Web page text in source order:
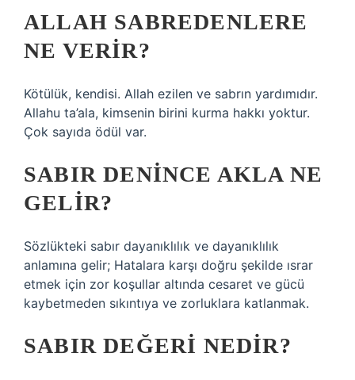
ALLAH SABREDENLERE
NE VERIR?
Kötülük, kendisi. Allah ezilen ve sabrın yardımıdır.
Allahu ta’ala, kimsenin birini kurma hakkı yoktur.
Çok sayıda ödül var.
SABIR DENINCE AKLA NE
GELIR?
Sözlükteki sabır dayanıklılık ve dayanıklılık
anlamına gelir; Hatalara karşı doğru şekilde ısrar
etmek için zor koşullar altında cesaret ve gücü
kaybetmeden sıkıntıya ve zorluklara katlanmak.
SABIR DEĞERI NEDIR?